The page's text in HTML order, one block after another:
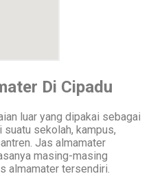
Di Cipadu
luar yang dipakai sebagai
sekolah, kampus,
Jas almamater
masing-masing
almamater tersendiri.